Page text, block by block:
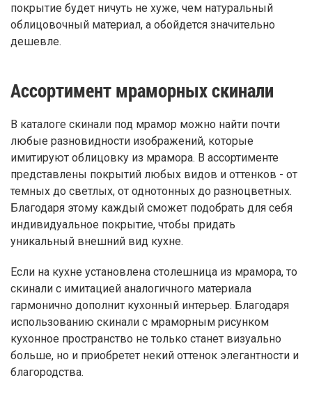
покрытие будет ничуть не хуже, чем натуральный
облицовочный материал, а обойдется значительно
дешевле.
Ассортимент мраморных скинали
В каталоге скинали под мрамор можно найти почти
любые разновидности изображений, которые
имитируют облицовку из мрамора. В ассортименте
представлены покрытий любых видов и оттенков - от
темных до светлых, от однотонных до разноцветных.
Благодаря этому каждый сможет подобрать для себя
индивидуальное покрытие, чтобы придать
уникальный внешний вид кухне.
Если на кухне установлена столешница из мрамора, то
скинали с имитацией аналогичного материала
гармонично дополнит кухонный интерьер. Благодаря
использованию скинали с мраморным рисунком
кухонное пространство не только станет визуально
больше, но и приобретет некий оттенок элегантности и
благородства.